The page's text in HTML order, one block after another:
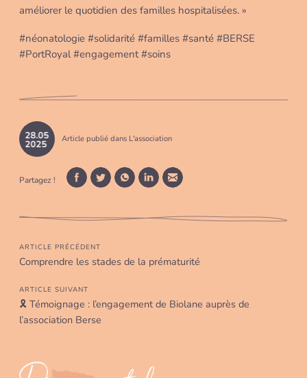
améliorer le quotidien des familles hospitalisées. »
#néonatologie #solidarité #familles #santé #BERSE
#PortRoyal #engagement #soins
28.05
2025 Article publié dans L'association
Partagez !
ARTICLE PRÉCÉDENT
Comprendre les stades de la prématurité
ARTICLE SUIVANT
🎗 Témoignage : l’engagement de Biolane auprès de
l’association Berse